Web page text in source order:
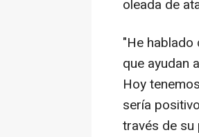
oleada de
"He hablado
que ayudan
Hoy
sería
través de su